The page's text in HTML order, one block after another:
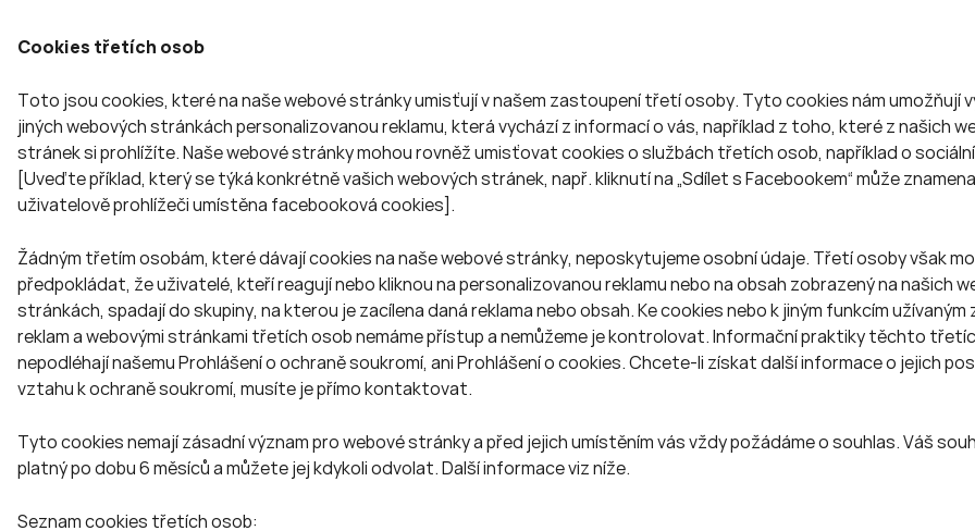
Cookies třetích osob
Toto jsou cookies, které na naše webové stránky umisťují v našem zastoupení třetí osoby. Tyto cookies nám umožňují
jiných webových stránkách personalizovanou reklamu, která vychází z informací o vás, například z toho, které z našich
stránek si prohlížíte. Naše webové stránky mohou rovněž umisťovat cookies o službách třetích osob, například o
[Uveďte příklad, který se týká konkrétně vašich webových stránek, např. kliknutí na „Sdílet s Facebookem“ může
uživatelově prohlížeči umístěna facebooková cookies].
Žádným třetím osobám, které dávají cookies na naše webové stránky, neposkytujeme osobní údaje. Třetí osoby však
předpokládat, že uživatelé, kteří reagují nebo kliknou na personalizovanou reklamu nebo na obsah zobrazený na našich
stránkách, spadají do skupiny, na kterou je zacílena daná reklama nebo obsah. Ke cookies nebo k jiným funkcím užívaným
reklam a webovými stránkami třetích osob nemáme přístup a nemůžeme je kontrolovat. Informační praktiky těchto
nepodléhají našemu Prohlášení o ochraně soukromí, ani Prohlášení o cookies. Chcete-li získat další informace o jejich
vztahu k ochraně soukromí, musíte je přímo kontaktovat.
Tyto cookies nemají zásadní význam pro webové stránky a před jejich umístěním vás vždy požádáme o souhlas. Váš
platný po dobu 6 měsíců a můžete jej kdykoli odvolat. Další informace viz níže.
Seznam cookies třetích osob: